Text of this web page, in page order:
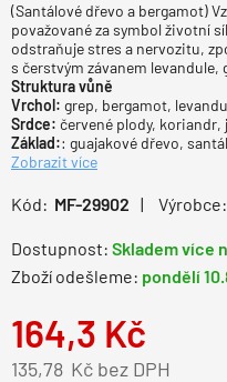
(Santálové dřevo a bergamot)
považované za symbol životní
odstraňuje stres a nervozitu,
s čerstvým závanem
Struktura vůně
Vrchol: grep, bergamot,
Srdce: červené plody,
Základ:: guajakové dřevo,
Zobrazit více
Kód: MF-29902 Výrobce:
Dostupnost: Skladem více
Zboží odešleme: pondělí
164,3 Kč
Kč bez DPH
135,78